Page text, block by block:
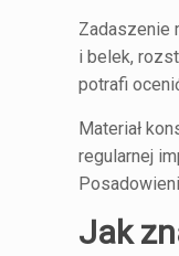
Zadaszenie
i belek,
potrafi
Materiał
regularnej
Jak